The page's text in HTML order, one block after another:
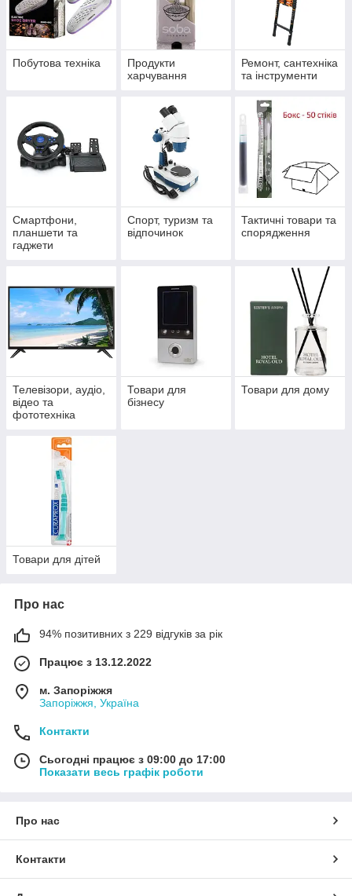
Побутова техніка
Продукти
харчування
Ремонт, сантехніка
та інструменти
Смартфони,
планшети та
гаджети
Спорт, туризм та
відпочинок
Тактичні товари та
спорядження
Телевізори, аудіо,
відео та
фототехніка
Товари для
бізнесу
Товари для дому
Товари для дітей
Про нас
94% позитивних з 229 відгуків за рік
Працює з 13.12.2022
м. Запоріжжя
Запоріжжя, Україна
Контакти
Сьогодні працює з 09:00 до 17:00
Показати весь графік роботи
Про нас
Контакти